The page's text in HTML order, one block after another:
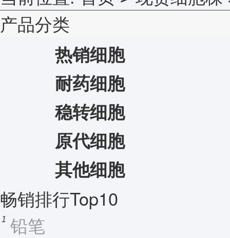
产品分类
热销细胞
耐药细胞
稳转细胞
原代细胞
其他细胞
畅销排行Top10
1 铅笔